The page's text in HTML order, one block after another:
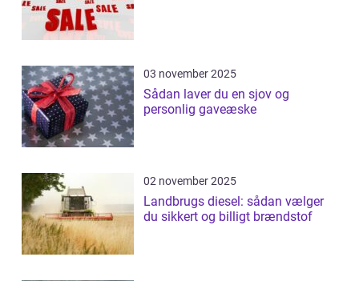
03 november 2025
Sådan laver du en sjov og
personlig gaveæske
02 november 2025
Landbrugs diesel: sådan vælger
du sikkert og billigt brændstof